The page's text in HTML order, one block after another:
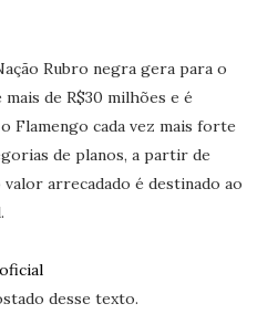
Rubro negra gera para o
de R$30 milhões e é
Flamengo cada vez mais forte
de planos, a partir de
valor arrecadado é destinado ao
desse texto.